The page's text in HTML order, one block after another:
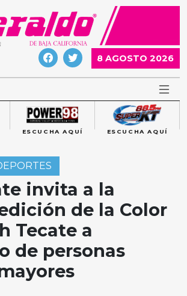
8 AGOSTO 2026
ESCUCHA AQUÍ ESCUCHA AQUÍ
invita a la
de la Color
Tecate a
de personas